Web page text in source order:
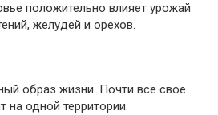
положительно влияет урожай
желудей и орехов.
образ жизни. Почти все свое
на одной территории.